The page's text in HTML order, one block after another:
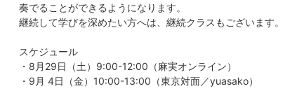
奏でることができるようになります。
継続して学びを深めたい方へは、継続クラスもございます。
スケジュール
・8月29日（土）9:00-12:00（麻実オンライン）
・9月 4日（金）10:00-13:00（東京対面／yuasako）